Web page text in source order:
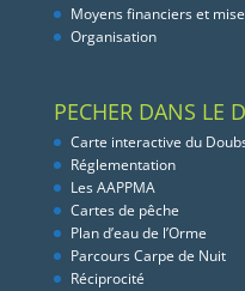
Moyens financiers et
Organisation
PECHER DANS LE
Carte interactive du
Réglementation
Les AAPPMA
Cartes de pêche
Plan d’eau de l’Orme
Parcours Carpe de Nuit
Réciprocité